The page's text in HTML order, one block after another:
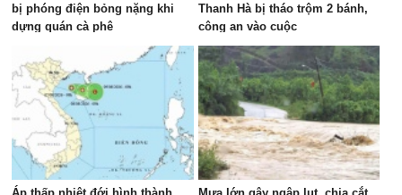
bị phóng điện bỏng nặng khi
dựng quán cà phê
Thanh Hà bị tháo trộm 2 bánh,
công an vào cuộc